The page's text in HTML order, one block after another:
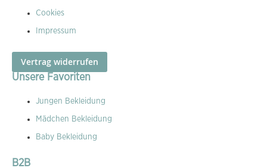
Cookies
Impressum
Vertrag widerrufen
Unsere Favoriten
Jungen Bekleidung
Mädchen Bekleidung
Baby Bekleidung
B2B